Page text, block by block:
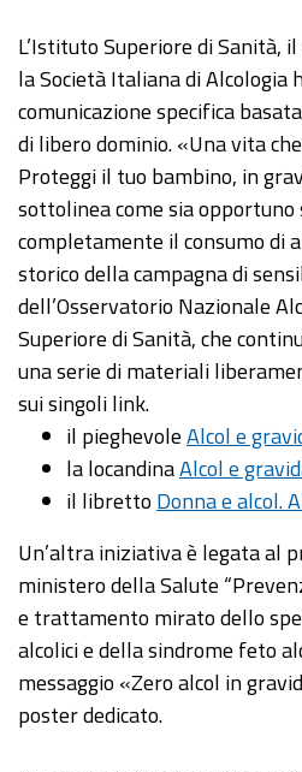
L’Istituto Superiore di Sanità,
la Società Italiana di Alcologia
comunicazione specifica
di libero dominio. «Una vita
Proteggi il tuo bambino, in
sottolinea come sia opportuno
completamente il consumo di
storico della campagna di
dell’Osservatorio Nazionale
Superiore di Sanità, che
una serie di materiali
sui singoli link.
il pieghevoleAlcol e
la locandinaAlcol e
il libretto Donna e alcol.
Un’altra iniziativa è legata al
ministero della Salute
e trattamento mirato dello
alcolici e della sindrome feto
messaggio «Zero alcol in
poster dedicato.